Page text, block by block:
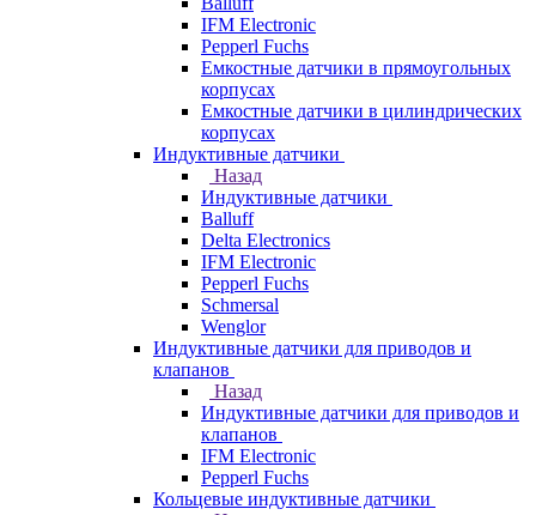
IFM Electronic
Pepperl Fuchs
Емкостные датчики в прямоугольных
корпусах
Емкостные датчики в цилиндрических
корпусах
Индуктивные датчики
Назад
Индуктивные датчики
Balluff
Delta Electronics
IFM Electronic
Pepperl Fuchs
Schmersal
Wenglor
Индуктивные датчики для приводов и
клапанов
Назад
Индуктивные датчики для приводов и
клапанов
IFM Electronic
Pepperl Fuchs
Кольцевые индуктивные датчики